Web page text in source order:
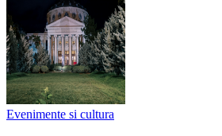
Evenimente si cultura